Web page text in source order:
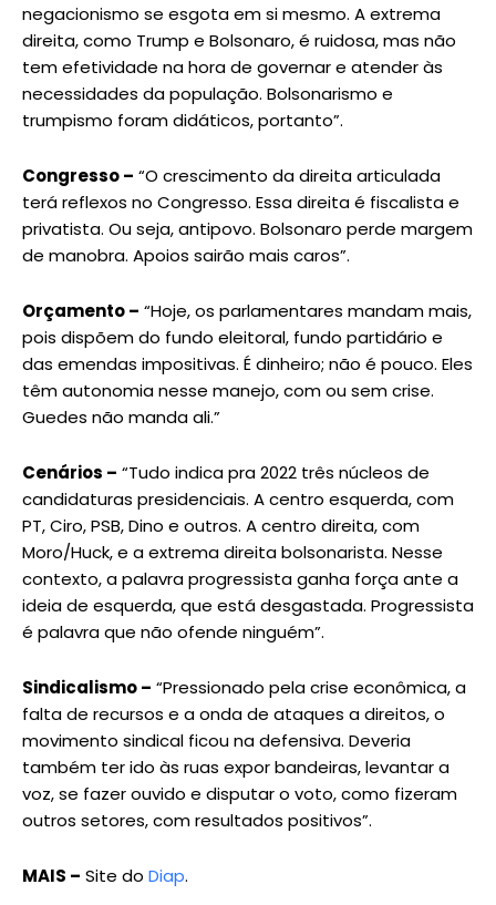
negacionismo se esgota em si mesmo. A extrema
direita, como Trump e Bolsonaro, é ruidosa, mas não
tem efetividade na hora de governar e atender às
necessidades da população. Bolsonarismo e
trumpismo foram didáticos, portanto”.
Congresso – “O crescimento da direita articulada
terá reflexos no Congresso. Essa direita é fiscalista e
privatista. Ou seja, antipovo. Bolsonaro perde margem
de manobra. Apoios sairão mais caros”.
Orçamento – “Hoje, os parlamentares mandam mais,
pois dispõem do fundo eleitoral, fundo partidário e
das emendas impositivas. É dinheiro; não é pouco. Eles
têm autonomia nesse manejo, com ou sem crise.
Guedes não manda ali.”
Cenários – “Tudo indica pra 2022 três núcleos de
candidaturas presidenciais. A centro esquerda, com
PT, Ciro, PSB, Dino e outros. A centro direita, com
Moro/Huck, e a extrema direita bolsonarista. Nesse
contexto, a palavra progressista ganha força ante a
ideia de esquerda, que está desgastada. Progressista
é palavra que não ofende ninguém”.
Sindicalismo – “Pressionado pela crise econômica, a
falta de recursos e a onda de ataques a direitos, o
movimento sindical ficou na defensiva. Deveria
também ter ido às ruas expor bandeiras, levantar a
voz, se fazer ouvido e disputar o voto, como fizeram
outros setores, com resultados positivos”.
MAIS – Site do Diap.